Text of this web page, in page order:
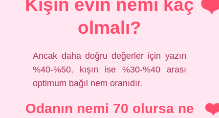
Kışın evin nemi kaç
olmalı?
Ancak daha doğru değerler için yazın
%40-%50, kışın ise %30-%40 arası
optimum bağıl nem oranıdır.
Odanın nemi 70 olursa ne